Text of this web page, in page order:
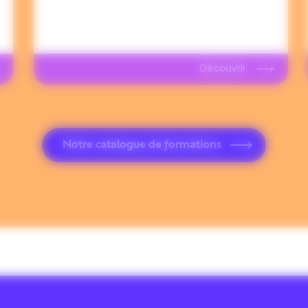
Découvrir
Notre catalogue de formations